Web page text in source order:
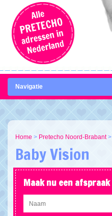
Navigatie
Home > Pretecho Noord-Brabant>
Baby Vision
Maak nu een afspraak